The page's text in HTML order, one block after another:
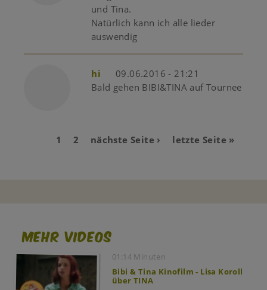
und Tina.
Natürlich kann ich alle lieder
auswendig
hi
09.06.2016 - 21:21
Bald gehen BIBI&TINA auf Tournee
Aktuelle
1 Page
2
Nächste
nächste Seite ›
Last
letzte Seite »
Mehr Videos
01:14 Minuten
Bibi & Tina Kinofilm - Lisa Koroll
über TINA